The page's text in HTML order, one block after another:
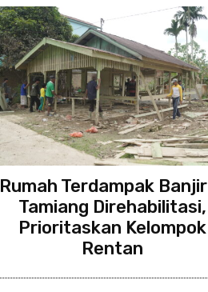
Rumah Terdampak
Tamiang Direhabilitasi,
Prioritaskan Kelompok
Rentan